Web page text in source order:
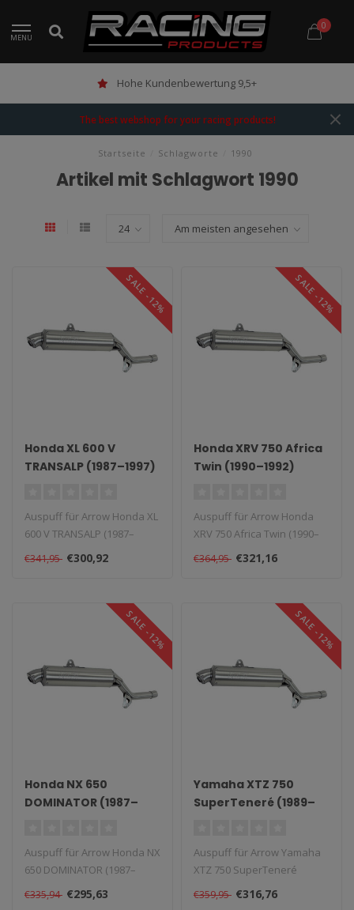
MENU
0
Hohe Kundenbewertung 9,5+
The best webshop for your racing products!
Startseite Schlagworte 1990
Artikel mit Schlagwort 1990
SALE -12%
Honda XL 600 V
TRANSALP (1987–1997)
Auspuff für Arrow Honda XL
600 V TRANSALP (1987–
1997). Lieferzeit: 1–4 Woch..
€341,95 €300,92
SALE -12%
Honda XRV 750 Africa
Twin (1990–1992)
Auspuff für Arrow Honda
XRV 750 Africa Twin (1990–
1992). Lieferzeit: 1–4 Wo..
€364,95 €321,16
SALE -12%
Honda NX 650
DOMINATOR (1987–
Auspuff für Arrow Honda NX
650 DOMINATOR (1987–
1993). Lieferzeit: 1–4 Woche..
€335,94 €295,63
SALE -12%
Yamaha XTZ 750
SuperTeneré (1989–
Auspuff für Arrow Yamaha
XTZ 750 SuperTeneré
(1989–1994). Lieferzeit: 1–4 ..
€359,95 €316,76